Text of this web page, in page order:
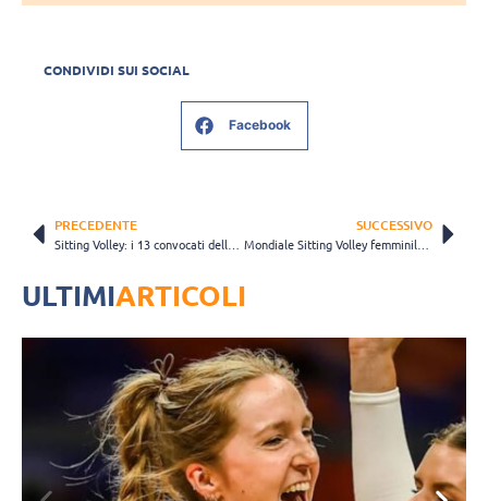
CONDIVIDI SUI SOCIAL
Facebook
PRECEDENTE SUCCESSIVO
ULTIMIARTICOLI